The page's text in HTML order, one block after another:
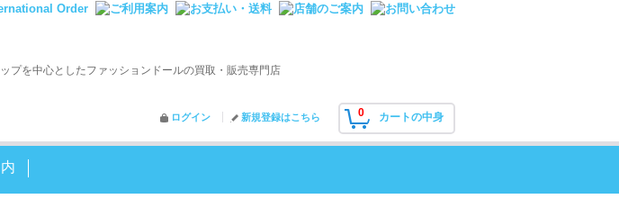
プを中心としたファッションドールの買取・販売専門店
0 カートの中身
ログイン 新規登録はこちら